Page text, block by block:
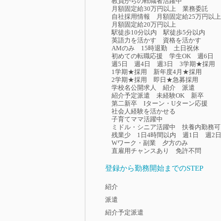
月額固定給30万円以上
業務委託
自社採用情報
月額固定給25万円以上
月額固定給20万円以上
駅徒歩10分以内
駅徒歩5分以内
英語力を活かす
資格を活かす
AMのみ
15時退勤
土日祝休
初めての転職応援
学生OK
週6日
週5日
週4日 週3日
3学期★採用
1学期★採用
新年度4月★採用
2学期★採用
即日★急募採用
学校名公開求人
紹介
派遣
紹介予定派遣
未経験OK
新卒
第二新卒
Iターン・Uターン応援
社会人経験を活かせる
子育てママ活躍中
ミドル・シニア活躍中
扶養内勤務可
残業少
1日4時間以内 週1日
週2日
Wワーク・副業
夕方のみ
直雇用チャンスあり
免許不問
登録から勤務開始までのSTEP
紹介
派遣
紹介予定派遣